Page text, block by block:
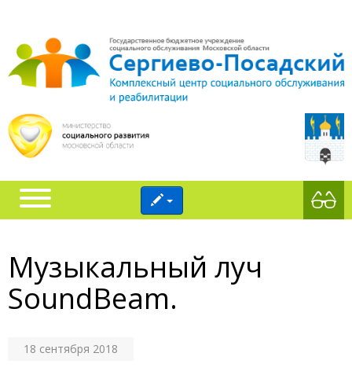
Музыкальный луч
SoundBeam.
18 сентября 2018